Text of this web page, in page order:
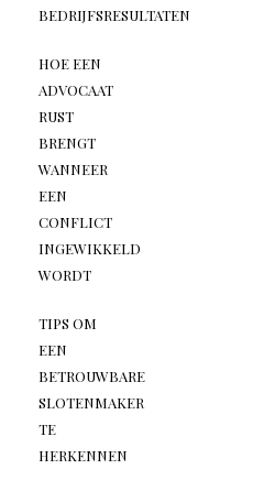
BEDRIJFSRESULTATEN
HOE EEN
ADVOCAAT
RUST
BRENGT
WANNEER
EEN
CONFLICT
INGEWIKKELD
WORDT
TIPS OM
EEN
BETROUWBARE
SLOTENMAKER
TE
HERKENNEN